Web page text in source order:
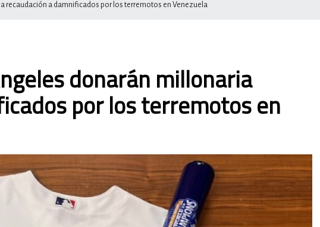
recaudación a damnificados por los terremotos en Venezuela
donarán millonaria
por los terremotos en